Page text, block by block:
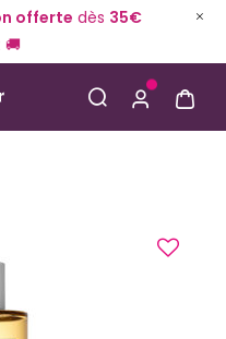
offerte dès 35€
🚚